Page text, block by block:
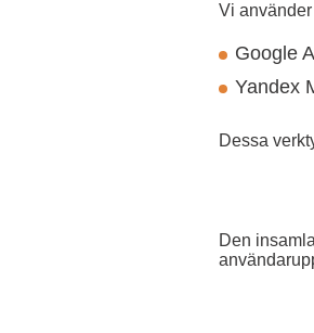
Vi
Google
Yandex
Dessa
Den